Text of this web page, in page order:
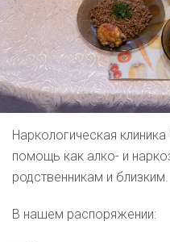
Наркологическая
помощь как алко- и
родственникам и близким.
В нашем распоряжении: